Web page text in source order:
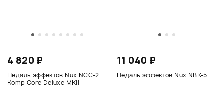
4 820 ₽
Педаль эффектов Nux NCC-2
Komp Core Deluxe MKII
11 040 ₽
Педаль эффектов Nux NBK-5